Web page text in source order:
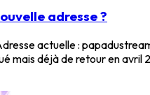
adresse ?
actuelle :
déjà de retour en avril